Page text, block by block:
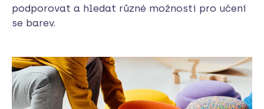
podporovat a hledat různé možnosti pro učení
se barev.